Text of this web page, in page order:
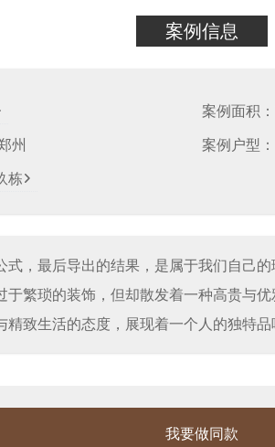
案例信息
案例面积：
州 案例户型：
栋
式，最后导出的结果，是属于我们自己
于繁琐的装饰，但却散发着一种高贵与
精致生活的态度，展现着一个人的独特品
我要做同款